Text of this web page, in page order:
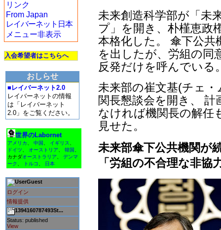
リンク
From Japan
レイバーネット日本
メニュー非表示
入会希望者はこちらへ
おしらせ
■レイバーネット2.0
レイバーネットの情報
は「レイバーネット
2.0」をご覧ください。
世界のLabornet
アメリカ 中国 イギリス
ドイツ
オーストリア 韓国
カナダオーストラリア
デンマ
ーク
トルコ 日本
Guest
ログイン
情報提供
1394160787493St...
Status: published
View
未来創造科学部が「未
プ」を開き、朴槿恵政
本格化した。 傘下公共
を出したが、労組の同
反発だけを呼んでいる
未来部の崔文基(チェ
関長懇談会を開き、
なければ機関長の解任
見せた。
未来部傘下公共機関が
「労組の不合理な非